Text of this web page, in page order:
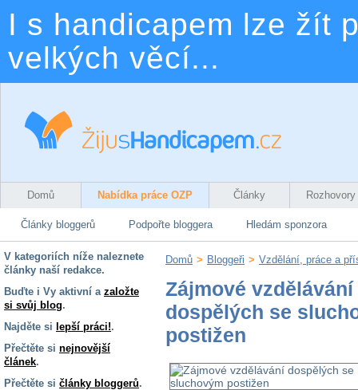
I s handicapem lze žít
velkých věcí...
Domů Nabídka práce OZP Články Rozhovory
Články bloggerů Podpořte bloggera Hledám sponzora
V kategoriích níže naleznete
články naší redakce.
Buďte i Vy aktivní a založte
si svůj blog.
Najděte si lepší práci!.
Přečtěte si nejnovější
článek.
Přečtěte si články bloggerů.
Domů > Bloggeři > Vzdělání, práce a
Zájmové vzdělávání
dospělých se
postižen